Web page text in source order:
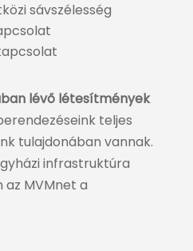
sávszélesség
lévő létesítmények
teljes
tulajdonában vannak.
infrastruktúra
MVMnet a